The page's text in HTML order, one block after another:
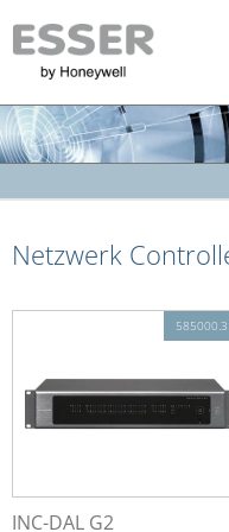
Sprachalarmierung
Netzwerk Controller
Erweiterungsmodule
Energieversorgung
Zubehör
Netzwerk
INC-DAL G2